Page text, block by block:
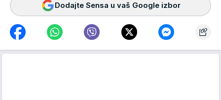
Dodajte Sensa u vaš Google izbor